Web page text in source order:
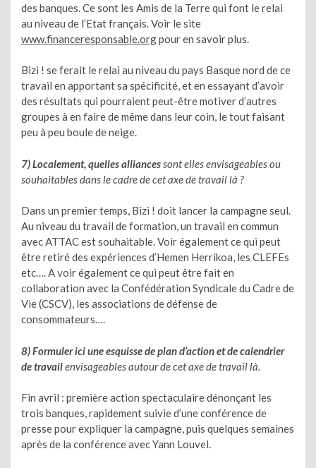
des banques. Ce sont les Amis de la Terre qui font le relai
au niveau de l’Etat français. Voir le site
www.financeresponsable.orgpour en savoir plus.
Bizi ! se ferait le relai au niveau du pays Basque nord de ce
travail en apportant sa spécificité, et en essayant d’avoir
des résultats qui pourraient peut-être motiver d’autres
groupes à en faire de même dans leur coin, le tout faisant
peu à peu boule de neige.
7) Localement, quelles alliances sont elles envisageables ou
souhaitables dans le cadre de cet axe de travail là ?
Dans un premier temps, Bizi ! doit lancer la campagne seul.
Au niveau du travail de formation, un travail en commun
avec ATTAC est souhaitable. Voir également ce qui peut
être retiré des expériences d’Hemen Herrikoa, les CLEFEs
etc…. A voir également ce qui peut être fait en
collaboration avec la Confédération Syndicale du Cadre de
Vie (CSCV), les associations de défense de
consommateurs….
8) Formuler ici une esquisse de plan d’action et de calendrier
de travailenvisageables autour de cet axe de travail là.
Fin avril : première action spectaculaire dénonçant les
trois banques, rapidement suivie d’une conférence de
presse pour expliquer la campagne, puis quelques semaines
après de la conférence avec Yann Louvel.